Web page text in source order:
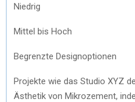
Niedrig
Mittel bis Hoch
Begrenzte Designoptionen
Projekte wie das Studio XYZ
Ästhetik von Mikrozement,